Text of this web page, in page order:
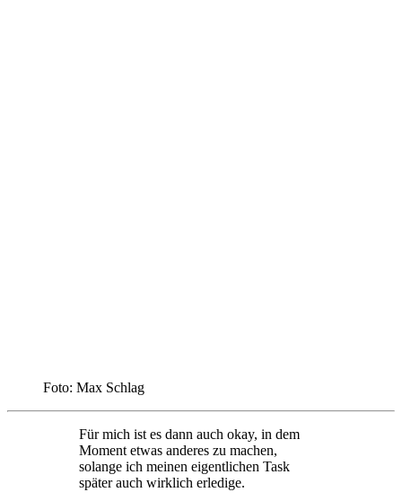
Foto: Max Schlag
Für mich ist es dann auch okay, in dem
Moment etwas anderes zu machen,
solange ich meinen eigentlichen Task
später auch wirklich erledige.